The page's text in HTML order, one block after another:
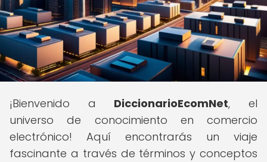
¡Bienvenido a DiccionarioEcomNet, el
universo de conocimiento en comercio
electrónico! Aquí encontrarás un viaje
fascinante a través de términos y conceptos